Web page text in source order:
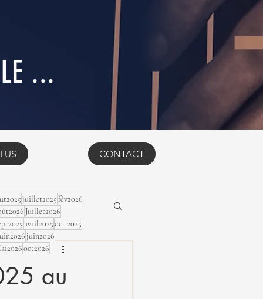
...
CONTACT
au
juillet2025fév2026
Juillet2026
avril2025oct 2025
juin2026
oct2026